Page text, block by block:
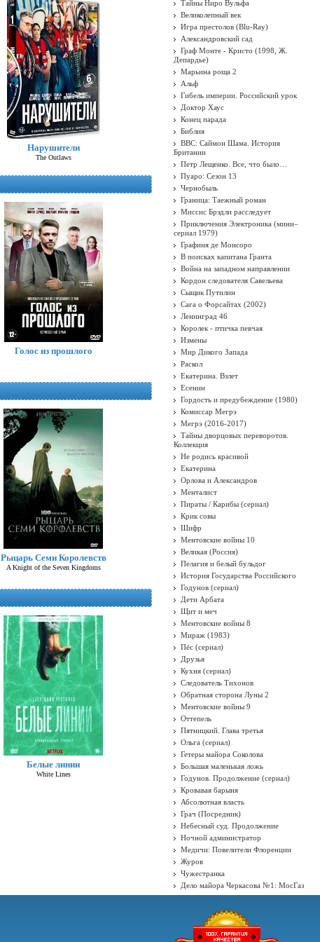
Нарушители
The Outlaws
Голос из прошлого
Рыцарь Семи Королевств
A Knight of the Seven Kingdoms
Белые линии
White Lines
Тайны Ниро Вульфа
Великолепный век
Игра престолов (Blu-Ray)
Александровский сад
Граф Монте - Кристо (1998, Ж.
Депардье)
Марьина роща 2
Альф
Гибель империи. Российский урок
Доктор Хаус
Конец парада
Библия
BBC: Саймон Шама. История
Британии
Петр Лещенко. Все, что было…
Пуаро: Сезон 13
Чернобыль
Граница: Таежный роман
Миссис Брэдли расследует
Приключения Электроника (мини–
сериал 1979)
Графиня де Монсоро
В поисках капитана Гранта
Война на западном направлении
Кордон следователя Савельева
Сыщик Путилин
Сага о Форсайтах (2002)
Ленинград 46
Королек - птичка певчая
Измены
Мир Дикого Запада
Раскол
Екатерина. Взлет
Есенин
Гордость и предубеждение (1980)
Комиссар Мегрэ
Мегрэ (2016-2017)
Тайны дворцовых переворотов.
Коллекция
Не родись красивой
Екатерина
Орлова и Александров
Менталист
Пираты / Карибы (сериал)
Крик совы
Шифр
Ментовские войны 10
Великая (Россия)
Пелагия и белый бульдог
История Государства Российского
Годунов (сериал)
Дети Арбата
Щит и меч
Ментовские войны 8
Мираж (1983)
Пёс (сериал)
Друзья
Кухня (сериал)
Следователь Тихонов
Обратная сторона Луны 2
Ментовские войны 9
Оттепель
Пятницкий. Глава третья
Ольга (сериал)
Гетеры майора Соколова
Большая маленькая ложь
Годунов. Продолжение (сериал)
Кровавая барыня
Абсолютная власть
Грач (Посредник)
Небесный суд. Продолжение
Ночной администратор
Медичи: Повелители Флоренции
Журов
Чужестранка
Дело майора Черкасова №1: МосГаз